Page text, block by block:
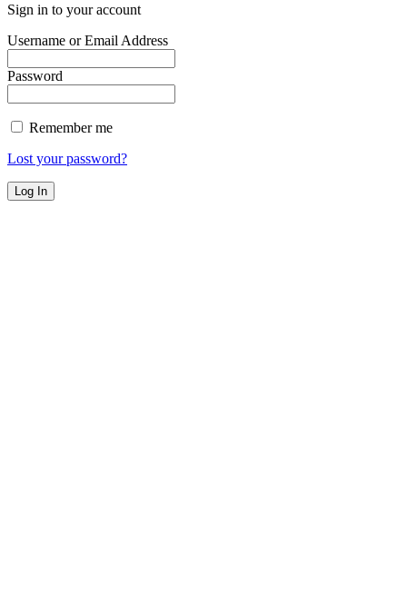
Sign in to your account
Username or Email Address
Password
Remember me
Lost your password?